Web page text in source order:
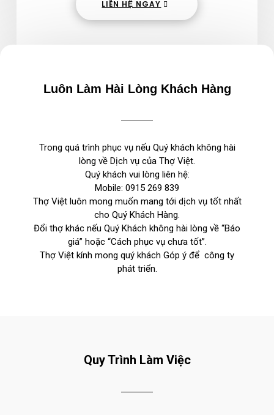
LIÊN HỆ NGAY
Luôn Làm Hài Lòng Khách Hàng
Trong quá trình phục vụ nếu Quý khách không hài
lòng về Dịch vụ của Thợ Việt.
Quý khách vui lòng liên hệ:
Mobile: 0915 269 839
Thợ Việt luôn mong muốn mang tới dịch vụ tốt nhất
cho Quý Khách Hàng.
Đổi thợ khác nếu Quý Khách không hài lòng về “Báo
giá” hoặc “Cách phục vụ chưa tốt”.
Thợ Việt kính mong quý khách Góp ý để công ty
phát triển.
Quy Trình Làm Việc